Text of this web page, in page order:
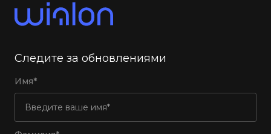
Следите за обновлениями
Имя*